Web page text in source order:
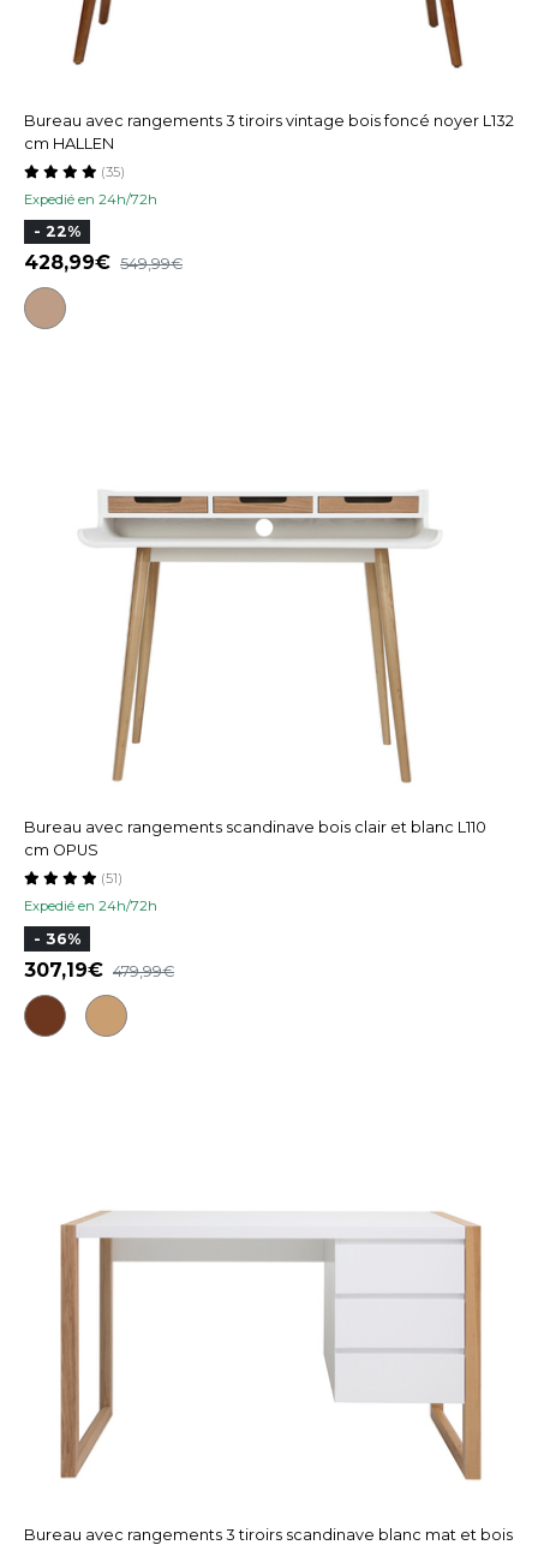
Bureau avec rangements 3 tiroirs vintage bois foncé noyer L132
cm HALLEN
Expedié en 24h/72h
(35)
- 22%
428,99 549,99
Bureau avec rangements scandinave bois clair et blanc L110
cm OPUS
Expedié en 24h/72h
(51)
- 36%
307,19 479,99
Bureau avec rangements 3 tiroirs scandinave blanc mat et bois